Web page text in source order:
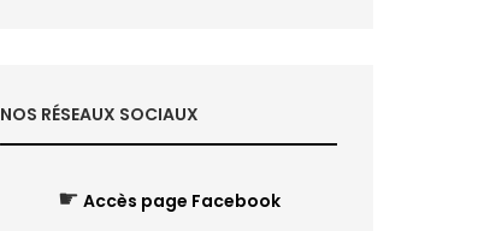
NOS RÉSEAUX SOCIAUX
☛ Accès page Facebook